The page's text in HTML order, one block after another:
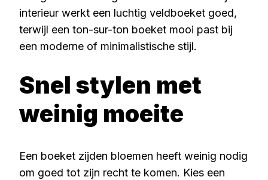
interieur werkt een luchtig veldboeket goed,
terwijl een ton-sur-ton boeket mooi past bij
een moderne of minimalistische stijl.
Snel stylen met
weinig moeite
Een boeket zijden bloemen heeft weinig nodig
om goed tot zijn recht te komen. Kies een